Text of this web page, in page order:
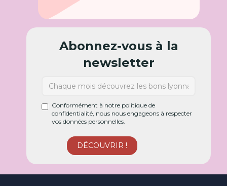
Abonnez-vous à la
newsletter
Conformément à notre politique de
confidentialité, nous nous engageons à respecter
vos données personnelles.